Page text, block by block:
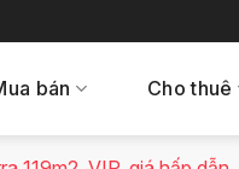
bán Cho thuê